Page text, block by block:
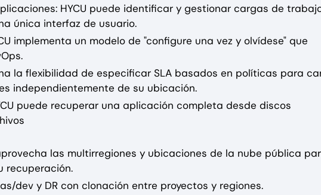
HYCU puede identificar y gestionar cargas de
única interfaz de usuario.
implementa un modelo de "configure una vez y olvídese" que
la flexibilidad de especificar SLA basados en políticas para
independientemente de su ubicación.
puede recuperar una aplicación completa desde discos
las multirregiones y ubicaciones de la nube pública
recuperación.
dev y DR con clonación entre proyectos y regiones.